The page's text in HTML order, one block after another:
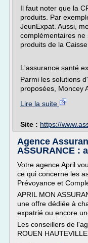
Il faut noter que la
produits. Par
JeunExpat. Aussi,
complémentaires ne
produits de la
L'assurance santé
Parmi les solutions
proposées, Moncey
Lire la suite
Site : https://
Agence
ASSURANCE :
Votre agence April
ce qui concerne les
Prévoyance et
APRIL MON
une offre dédiée à
expatrié ou encore
Les conseillers de
ROUEN